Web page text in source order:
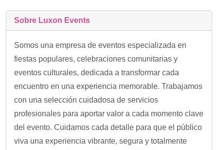
Sobre Luxon Events
Somos una empresa de eventos especializada en
fiestas populares, celebraciones comunitarias y
eventos culturales, dedicada a transformar cada
encuentro en una experiencia memorable. Trabajamos
con una selección cuidadosa de servicios
profesionales para aportar valor a cada momento clave
del evento. Cuidamos cada detalle para que el público
viva una experiencia vibrante, segura y totalmente